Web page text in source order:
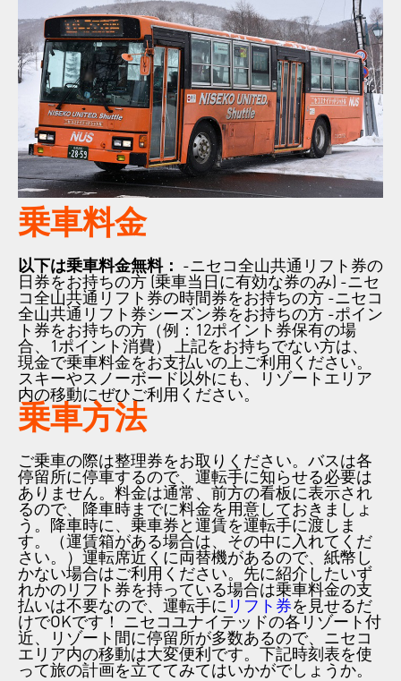
乗車料金
以下は乗車料金無料： -ニセコ全山共通リフト券の
日券をお持ちの方 (乗車当日に有効な券のみ) -ニセ
コ全山共通リフト券の時間券をお持ちの方 -ニセコ
全山共通リフト券シーズン券をお持ちの方 -ポイン
ト券をお持ちの方（例：12ポイント券保有の場
合、1ポイント消費）
上記をお持ちでない方は、
現金で乗車料金をお支払いの上ご利用ください。
スキーやスノーボード以外にも、リゾートエリア
内の移動にぜひご利用ください。
乗車方法
ご乗車の際は整理券をお取りください。バスは各
停留所に停車するので、運転手に知らせる必要は
ありません。料金は通常、前方の看板に表示され
るので、降車時までに料金を用意しておきましょ
う。降車時に、乗車券と運賃を運転手に渡しま
す。（運賃箱がある場合は、その中に入れてくだ
さい。）運転席近くに両替機があるので、紙幣し
かない場合はご利用ください。先に紹介したいず
れかのリフト券を持っている場合は乗車料金の支
払いは不要なので、運転手に リフト券を見せるだ
けでOKです！ ニセコユナイテッドの各リゾート付
近、リゾート間に停留所が多数あるので、ニセコ
エリア内の移動は大変便利です。下記時刻表を使
って旅の計画を立ててみてはいかがでしょうか。